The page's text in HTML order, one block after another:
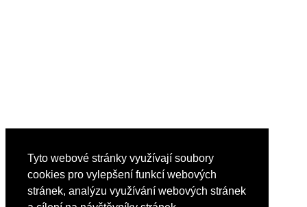
Tyto webové stránky využívají soubory
cookies pro vylepšení funkcí webových
stránek, analýzu využívání webových stránek